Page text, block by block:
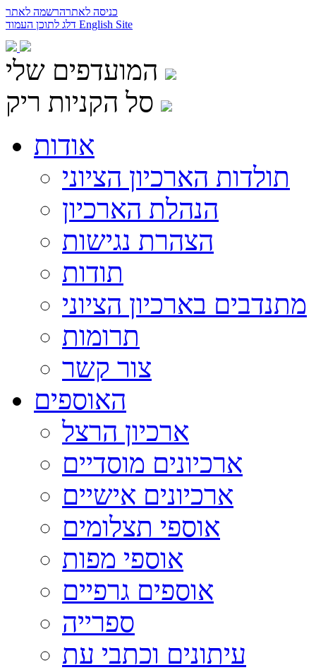
כניסה לאתרהרשמה לאתר
English Site
המועדפים שלי
סל הקניות ריק
אודות
תולדות הארכיון הציוני
הנהלת הארכיון
הצהרת נגישות
תודות
מתנדבים בארכיון הציוני
תרומות
צור קשר
האוספים
ארכיון הרצל
ארכיונים מוסדיים
ארכיונים אישיים
אוספי תצלומים
אוספי מפות
אוספים גרפיים
ספרייה
עיתונים וכתבי עת